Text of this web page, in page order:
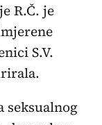
R.Č. je
S.V.
seksualnog